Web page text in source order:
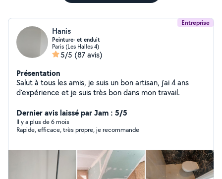
Entreprise
Hanis
Peinture- et enduit
Paris (Les Halles 4)
5/5 (87 avis)
Présentation
Salut à tous les amis, je suis un bon artisan, j'ai 4 ans
d'expérience et je suis très bon dans mon travail.
Dernier avis laissé par Jam : 5/5
Il y a plus de 6 mois
Rapide, efficace, très propre, je recommande